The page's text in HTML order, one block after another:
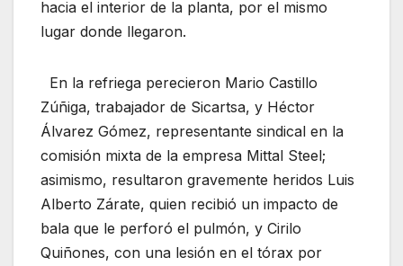
hacia el interior de la planta, por el mismo
lugar donde llegaron.
En la refriega perecieron Mario Castillo
Zúñiga, trabajador de Sicartsa, y Héctor
Álvarez Gómez, representante sindical en la
comisión mixta de la empresa Mittal Steel;
asimismo, resultaron gravemente heridos Luis
Alberto Zárate, quien recibió un impacto de
bala que le perforó el pulmón, y Cirilo
Quiñones, con una lesión en el tórax por